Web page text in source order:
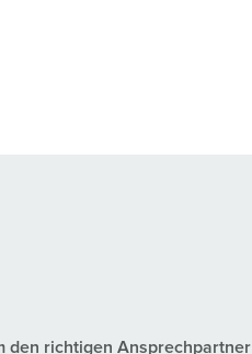
den richtigen Ansprechpartner